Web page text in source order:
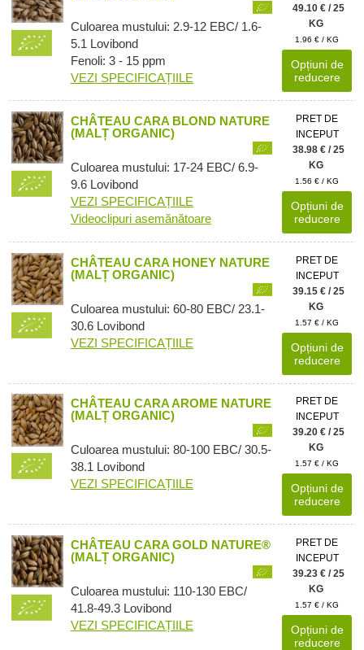
Culoarea mustului: 2.9-12 EBC/ 1.6-
5.1 Lovibond
Fenoli: 3 - 15 ppm
VEZI SPECIFICAȚIILE
49.10 € / 25
KG
1.96 € / KG
Opțiuni de
reducere
CHÂTEAU CARA BLOND NATURE
(MALȚ ORGANIC)
Culoarea mustului: 17-24 EBC/ 6.9-
9.6 Lovibond
VEZI SPECIFICAȚIILE
Videoclipuri asemănătoare
PRET DE
INCEPUT
38.98 € / 25
KG
1.56 € / KG
Opțiuni de
reducere
CHÂTEAU CARA HONEY NATURE
(MALȚ ORGANIC)
Culoarea mustului: 60-80 EBC/ 23.1-
30.6 Lovibond
VEZI SPECIFICAȚIILE
PRET DE
INCEPUT
39.15 € / 25
KG
1.57 € / KG
Opțiuni de
reducere
CHÂTEAU CARA AROME NATURE
(MALȚ ORGANIC)
Culoarea mustului: 80-100 EBC/ 30.5-
38.1 Lovibond
VEZI SPECIFICAȚIILE
PRET DE
INCEPUT
39.20 € / 25
KG
1.57 € / KG
Opțiuni de
reducere
CHÂTEAU CARA GOLD NATURE®
(MALȚ ORGANIC)
Culoarea mustului: 110-130 EBC/
41.8-49.3 Lovibond
VEZI SPECIFICAȚIILE
PRET DE
INCEPUT
39.23 € / 25
KG
1.57 € / KG
Opțiuni de
reducere